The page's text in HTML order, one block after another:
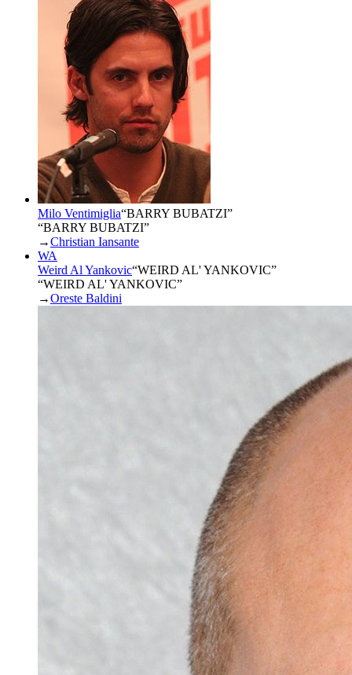
Milo Ventimiglia“BARRY BUBATZI”
“BARRY BUBATZI”
→Christian Iansante
WA
Weird Al Yankovic“WEIRD AL' YANKOVIC”
“WEIRD AL' YANKOVIC”
→Oreste Baldini